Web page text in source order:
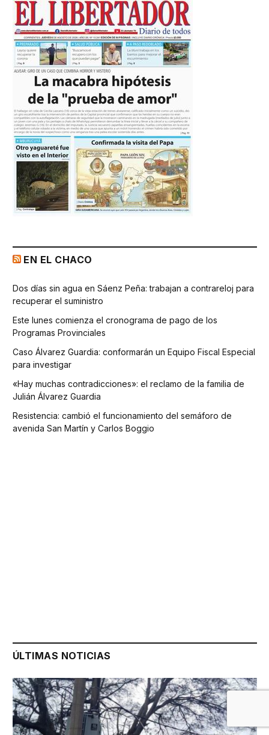
EN EL CHACO
Dos días sin agua en Sáenz Peña: trabajan a contrareloj para
recuperar el suministro
Este lunes comienza el cronograma de pago de los
Programas Provinciales
Caso Álvarez Guardia: conformarán un Equipo Fiscal Especial
para investigar
«Hay muchas contradicciones»: el reclamo de la familia de
Julián Álvarez Guardia
Resistencia: cambió el funcionamiento del semáforo de
avenida San Martín y Carlos Boggio
ÚLTIMAS NOTICIAS